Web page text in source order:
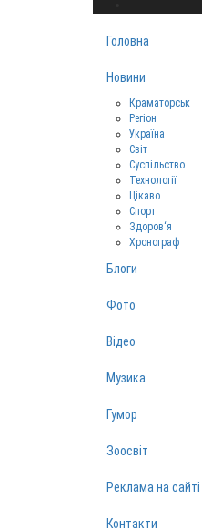
Головна
Новини
Краматорськ
Регіон
Україна
Світ
Суспільство
Технології
Цікаво
Спорт
Здоров‘я
Хронограф
Блоги
Фото
Відео
Музика
Гумор
Зоосвіт
Реклама на сайті
Контакти